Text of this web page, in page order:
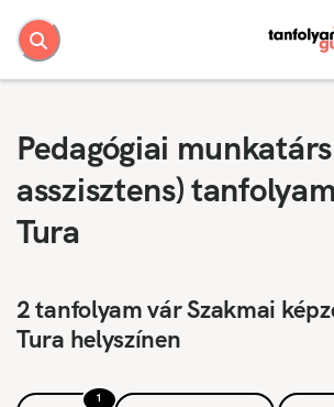
Pedagógiai
asszisztens)
Tura
2 tanfolyam vár Szakmai
Tura helyszínen
1